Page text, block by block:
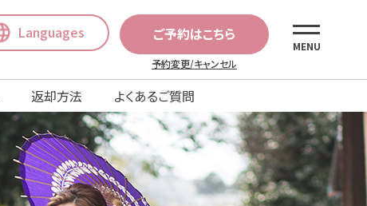
Languages ご予約はこちら
予約変更/キャンセル
MENU
返却方法 よくあるご質問